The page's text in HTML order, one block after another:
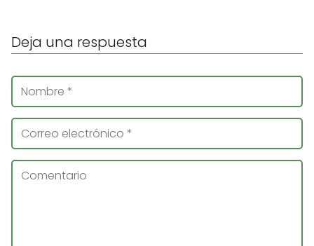
Deja una respuesta